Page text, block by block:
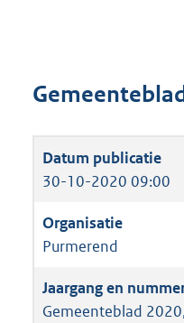
30-10-2020 09:00
Purmerend
Gemeenteblad